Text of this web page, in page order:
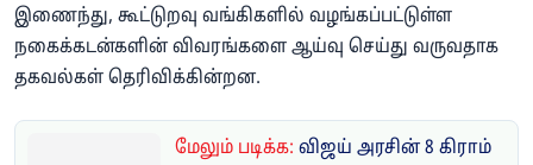
இணைந்து, கூட்டுறவு வங்கிகளில் வழங்கப்பட்டுள்ள
நகைக்கடன்களின் விவரங்களை ஆய்வு செய்து வருவதாக
தகவல்கள் தெரிவிக்கின்றன.
மேலும் படிக்க: விஜய் அரசின் 8 கிராம்